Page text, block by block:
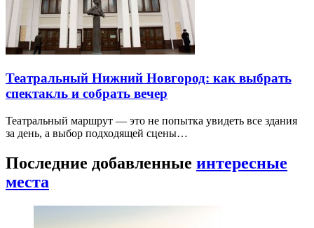
Театральный Нижний Новгород: как выбрать
спектакль и собрать вечер
Театральный маршрут — это не попытка увидеть все здания
за день, а выбор подходящей сцены…
Последние добавленные интересные
места